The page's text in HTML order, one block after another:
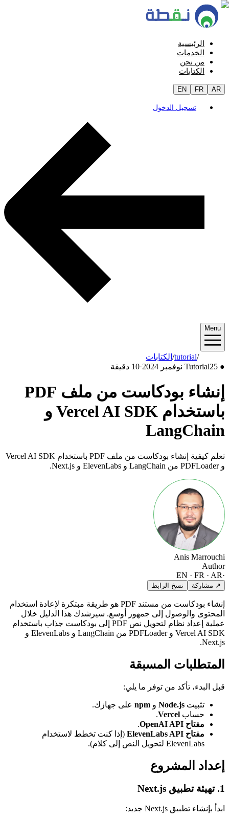
الرئيسية
الخدمات
من نحن
الكتابات
EN FR AR
تسجيل الدخول
Menu
الكتابات/tutorial
●
Tutorial25 نوفمبر 2024 ·10 دقيقة
إنشاء بودكاست من ملف PDF
باستخدام Vercel AI SDK و
LangChain
تعلم كيفية إنشاء بودكاست من ملف PDF باستخدام Vercel AI SDK
و PDFLoader من LangChain و ElevenLabs و Next.js.
Anis Marrouchi
Author
EN · FR · AR
↗ مشاركة نسخ الرابط
إنشاء بودكاست من مستند PDF هو طريقة مبتكرة لإعادة استخدام
المحتوى والوصول إلى جمهور أوسع. سيرشدك هذا الدليل خلال
عملية إعداد نظام لتحويل نص PDF إلى بودكاست جذاب باستخدام
Vercel AI SDK و PDFLoader من LangChain و ElevenLabs و
Next.js.
المتطلبات المسبقة
قبل البدء، تأكد من توفر ما يلي:
تثبيتNode.jsوnpmعلى جهازك.
حسابVercel
.
مفتاح OpenAI API
.
مفتاح ElevenLabs API
(إذا كنت تخطط لاستخدام
ElevenLabs لتحويل النص إلى كلام).
إعداد المشروع
ابدأ بإنشاء تطبيق Next.js جديد: